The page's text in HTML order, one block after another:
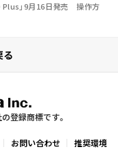
Plus」9月16日発売 操作方
る
登録商標です。
お問い合わせ 推奨環境